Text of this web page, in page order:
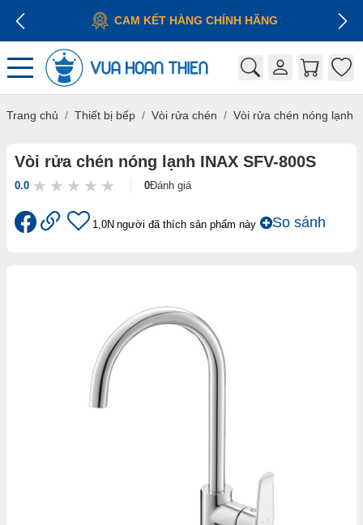
GIÁ CẠNH TRANH
Trang chủ Thiết bị bếp Vòi rửa chén Vòi rửa chén nóng lạnh
Vòi rửa chén nóng lạnh INAX SFV-800S
0.0 0Đánh giá
1,0N người đã thích sản phẩm này So sánh